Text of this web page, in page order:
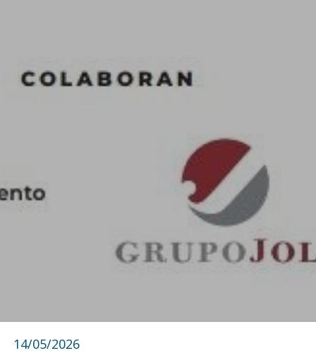
14/05/2026